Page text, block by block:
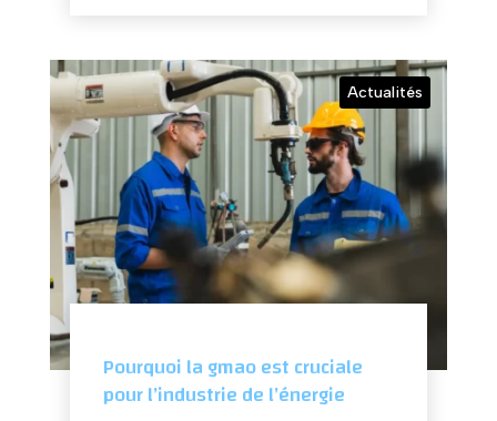
Actualités
Pourquoi la gmao est cruciale
pour l’industrie de l’énergie